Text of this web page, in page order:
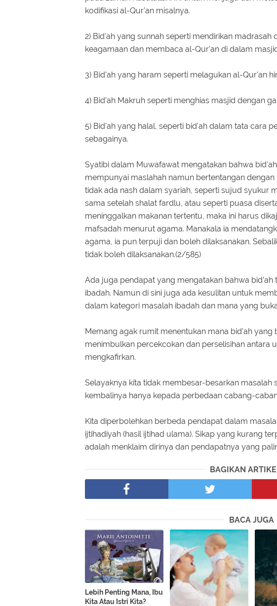
kodifikasi al-Qur'an misalnya.
2) Bid'ah yang sunnah seperti mendirikan
keagamaan dan membaca al-Qur'an di dalam
3) Bid'ah yang haram seperti melagukan al-Qur'an
4) Bid'ah Makruh seperti menghias masjid dengan
5) Bid'ah yang halal, seperti bid'ah dalam tata cara
sebagainya.
Syatibi dalam Muwafawat mengatakan bahwa
mempunyai maslahah namun bertentangan
tidak ada nash dalam syariah, seperti sujud syukur
sama setelah shalat fardlu, atau seperti puasa
meninggalkan makanan tertentu, maka ini harus
mafsadah menurut agama. Manakala ia
agama, ia pun terpuji dan boleh dilaksanakan.
tidak boleh dilaksanakan.(2/585)
Ada juga pendapat yang mengatakan bahwa
ibadah. Namun di sini juga ada kesulitan untuk
dalam kategori masalah ibadah dan mana yang
Memang agak rumit menentukan mana bid'ah yang
menimbulkan percekcokan dan perselisihan antara
mengkafirkan.
Selayaknya kita tidak membesar-besarkan masalah
kembalinya hanya kepada perbedaan cabang-
Kita diperbolehkan berbeda pendapat dalam
ijtihadiyah (hasil ijtihad ulama). Sikap yang kurang
adalah menklaim dirinya dan pendapatnya yang
BAGIKAN
BACA JUGA
Lebih Penting Mana, Ibu
Kita Atau Istri Kita?